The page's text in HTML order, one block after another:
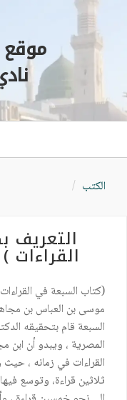
موقع
الكتب
التعريف
(كتاب السبعة في
السبعة قام بتحقيقه
المصرية ، ويبدو أن ابن
القراءات في زمانه ،
ثلاثين قراءة، وتوسع